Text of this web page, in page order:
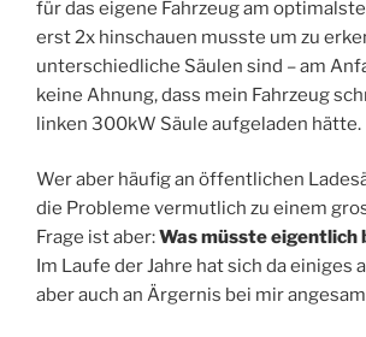
für das eigene Fahrzeug am
erst 2x hinschauen musste um zu
unterschiedliche Säulen sind – am
keine Ahnung, dass mein Fahrzeug
linken 300kW Säule aufgeladen hätte.
Wer aber häufig an öffentlichen
die Probleme vermutlich zu einem
Frage ist aber:Was müsste eigentlich
Im Laufe der Jahre hat sich da einiges
aber auch an Ärgernis bei mir